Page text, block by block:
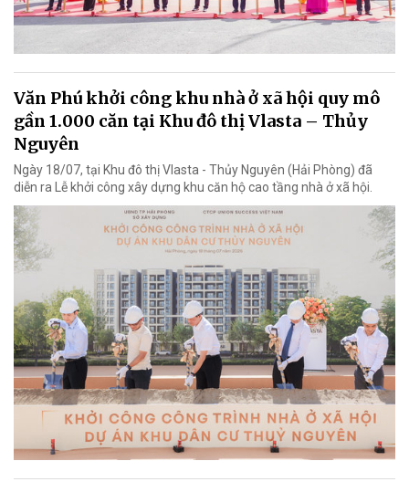
Văn Phú khởi công khu nhà ở xã hội quy mô
gần 1.000 căn tại Khu đô thị Vlasta – Thủy
Nguyên
Ngày 18/07, tại Khu đô thị Vlasta - Thủy Nguyên (Hải Phòng) đã
diễn ra Lễ khởi công xây dựng khu căn hộ cao tầng nhà ở xã hội.